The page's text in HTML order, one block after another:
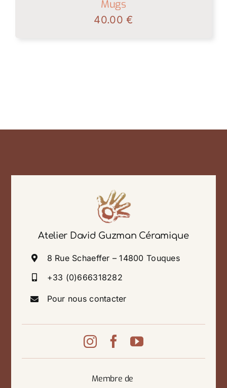
Mugs
40.00€
Atelier David Guzman Céramique
8 Rue Schaeffer – 14800 Touques
+33 (0)666318282
Pour nous contacter
Membre de